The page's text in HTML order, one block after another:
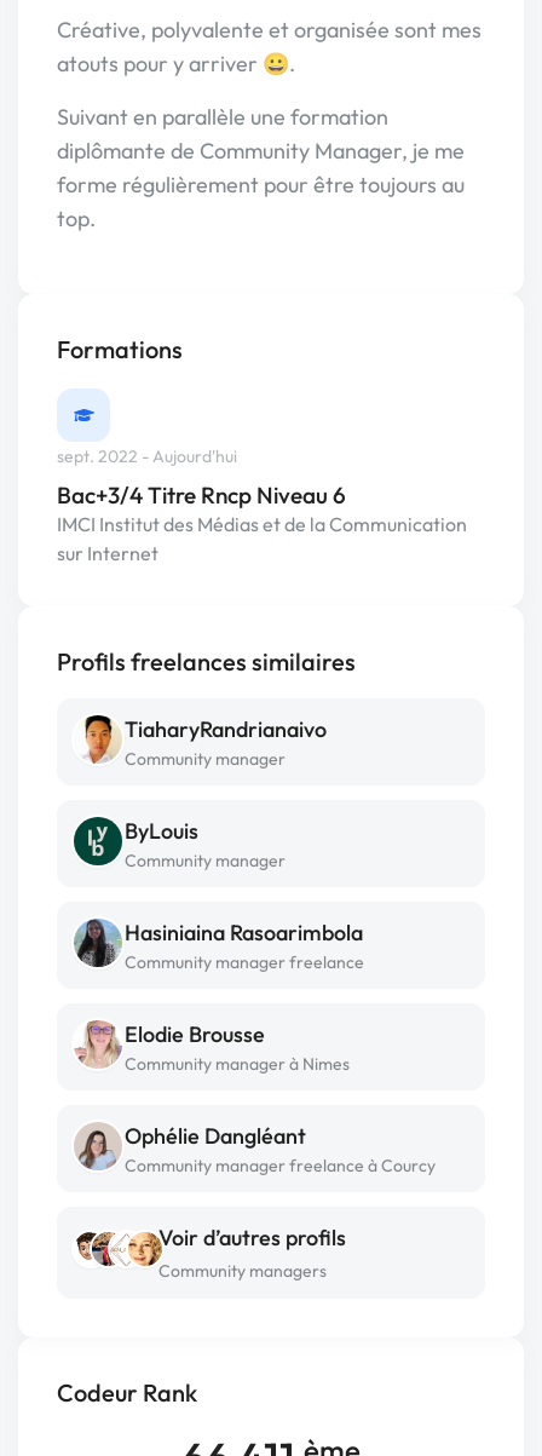
Codeur Rank
Créative, polyvalente et organisée sont mes
atouts pour y arriver 😀.
Suivant en parallèle une formation
diplômante de Community Manager, je me
forme régulièrement pour être toujours au
top.
Formations
sept. 2022 - Aujourd'hui
Bac+3/4 Titre Rncp Niveau 6
IMCI Institut des Médias et de la Communication
sur Internet
Profils freelances similaires
TiaharyRandrianaivo
Community manager
ByLouis
Community manager
Hasiniaina Rasoarimbola
Community manager freelance
Elodie Brousse
Community manager à Nimes
Ophélie Dangléant
Community manager freelance à Courcy
Voir d’autres profils
Community managers